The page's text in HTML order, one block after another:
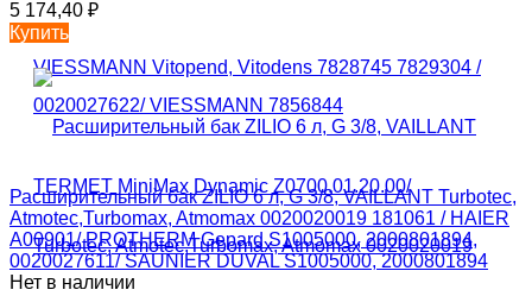
5 174,40 ₽
Купить
Расширительный бак ZILIO 6 л, G 3/8, VAILLANT Turbotec,
Atmotec,Turbomax, Atmomax 0020020019 181061 / HAIER
A00901/ PROTHERM Gepard S1005000, 2000801894,
0020027611/ SAUNIER DUVAL S1005000, 2000801894
Нет в наличии